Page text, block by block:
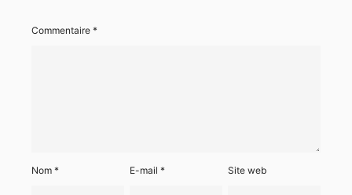
Commentaire *
Nom * E-mail* Site web